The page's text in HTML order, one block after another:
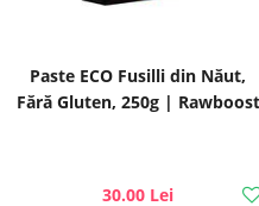
Paste ECO Fusilli din Năut,
Fără Gluten, 250g | Rawboost
30.00 Lei